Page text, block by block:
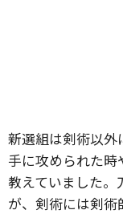
新選組は剣術以
手に攻められた
教えていました。
が、剣術には剣